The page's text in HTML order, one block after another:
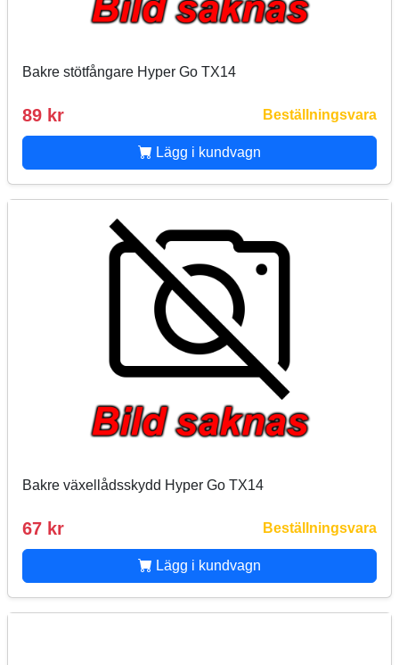
Bakre stötfångare Hyper Go TX14
89 kr Beställningsvara
Lägg i kundvagn
Bakre växellådsskydd Hyper Go TX14
67 kr Beställningsvara
Lägg i kundvagn